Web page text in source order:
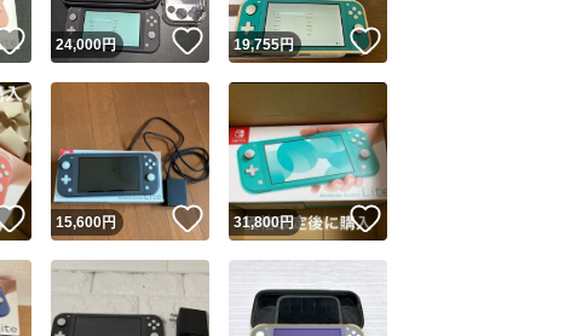
いいね！
24,000円 いいね！
19,755円
いいね！
15,600円 いいね！
31,800円